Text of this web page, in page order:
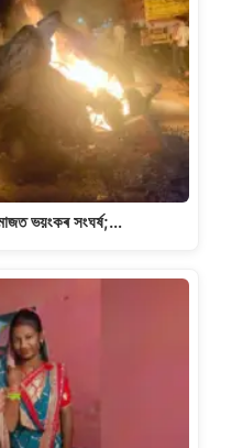
ভয়ংকৰ সংঘৰ্ষ;…